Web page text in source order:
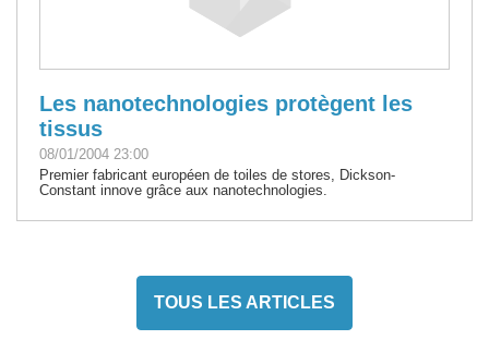
Les nanotechnologies protègent les
tissus
08/01/2004 23:00
Premier fabricant européen de toiles de stores, Dickson-
Constant innove grâce aux nanotechnologies.
TOUS LES ARTICLES